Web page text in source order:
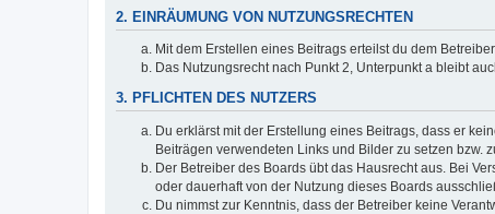
2. EINRÄUMUNG VON NUTZUNGSRECHTEN
Mit dem Erstellen eines Beitrags erteilst du dem
Das Nutzungsrecht nach Punkt 2, Unterpunkt a bleibt
3. PFLICHTEN DES NUTZERS
Du erklärst mit der Erstellung eines Beitrags, dass er
Beiträgen verwendeten Links und Bilder zu setzen bzw.
Der Betreiber des Boards übt das Hausrecht aus. Bei
oder dauerhaft von der Nutzung dieses Boards
Du nimmst zur Kenntnis, dass der Betreiber keine